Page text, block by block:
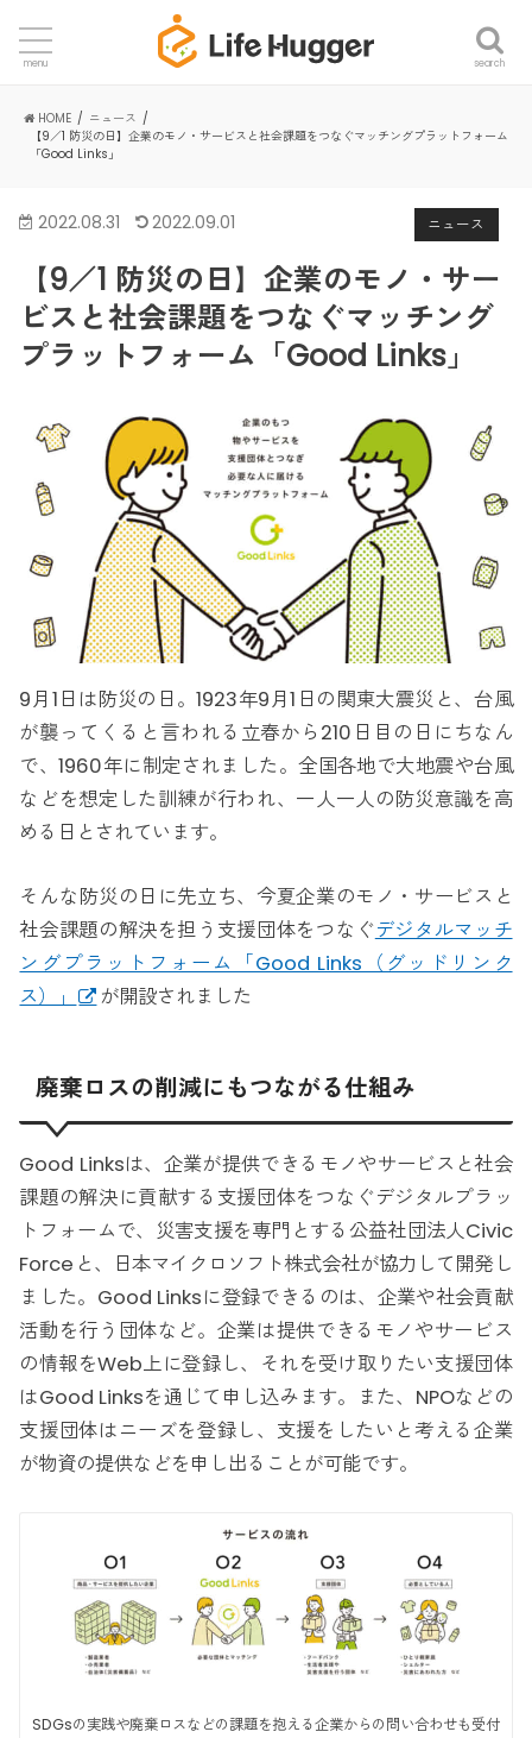
search
menu
HOME
ニュース
【9／1 防災の日】企業のモノ・サービスと社会課題をつなぐマッチングプラットフォーム
「Good Links」
ニュース
2022.08.31 2022.09.01
【9／1 防災の日】企業のモノ・サー
ビスと社会課題をつなぐマッチング
プラットフォーム「Good Links」
9月1日は防災の日。1923年9月1日の関東大震災と、台風
が襲ってくると言われる立春から210日目の日にちなん
で、1960年に制定されました。全国各地で大地震や台風
などを想定した訓練が行われ、一人一人の防災意識を高
める日とされています。
そんな防災の日に先立ち、今夏企業のモノ・サービスと
社会課題の解決を担う支援団体をつなぐデジタルマッチ
ングプラットフォーム「Good Links（グッドリンク
ス）」
が開設されました
廃棄ロスの削減にもつながる仕組み
Good Linksは、企業が提供できるモノやサービスと社会
課題の解決に貢献する支援団体をつなぐデジタルプラッ
トフォームで、災害支援を専門とする公益社団法人Civic
Forceと、日本マイクロソフト株式会社が協力して開発し
ました。Good Linksに登録できるのは、企業や社会貢献
活動を行う団体など。企業は提供できるモノやサービス
の情報をWeb上に登録し、それを受け取りたい支援団体
はGood Linksを通じて申し込みます。また、NPOなどの
支援団体はニーズを登録し、支援をしたいと考える企業
が物資の提供などを申し出ることが可能です。
SDGsの実践や廃棄ロスなどの課題を抱える企業からの問い合わせも受付